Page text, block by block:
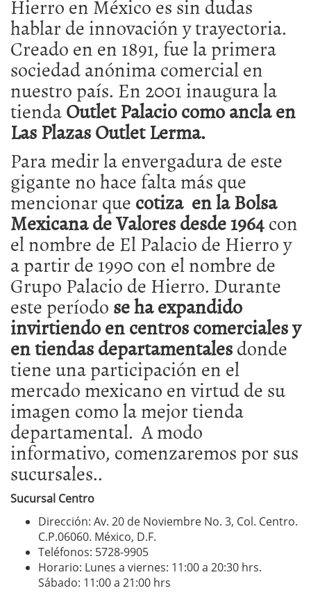
Hierro en México es sin dudas
hablar de innovación y trayectoria.
Creado en en 1891, fue la primera
sociedad anónima comercial en
nuestro país. En 2001 inaugura la
tiendaOutlet Palacio como ancla en
Las Plazas Outlet Lerma.
Para medir la envergadura de este
gigante no hace falta más que
mencionar quecotiza en la Bolsa
Mexicana de Valores desde 1964con
el nombre de El Palacio de Hierro y
a partir de 1990 con el nombre de
Grupo Palacio de Hierro. Durante
este períodose ha expandido
invirtiendo en centros comerciales y
en tiendas departamentalesdonde
tiene una participación en el
mercado mexicano en virtud de su
imagen como la mejor tienda
departamental. A modo
informativo, comenzaremos por sus
sucursales..
Sucursal Centro
Dirección: Av. 20 de Noviembre No. 3, Col. Centro.
C.P.06060. México, D.F.
Teléfonos: 5728-9905
Horario: Lunes a viernes: 11:00 a 20:30 hrs.
Sábado: 11:00 a 21:00 hrs